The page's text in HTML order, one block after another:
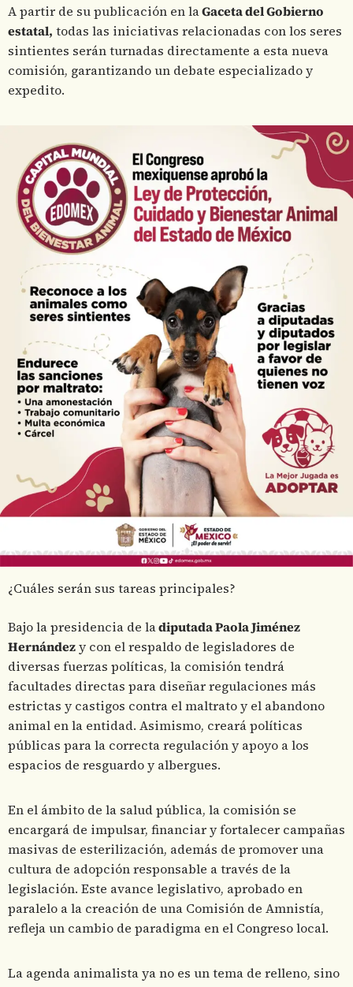
A partir de su publicación en laGaceta del Gobierno
estatal, todas las iniciativas relacionadas con los seres
sintientes serán turnadas directamente a esta nueva
comisión, garantizando un debate especializado y
expedito.
¿Cuáles serán sus tareas principales?
Bajo la presidencia de ladiputada Paola Jiménez
Hernándezy con el respaldo de legisladores de
diversas fuerzas políticas, la comisión tendrá
facultades directas para diseñar regulaciones más
estrictas y castigos contra el maltrato y el abandono
animal en la entidad. Asimismo, creará políticas
públicas para la correcta regulación y apoyo a los
espacios de resguardo y albergues.
En el ámbito de la salud pública, la comisión se
encargará de impulsar, financiar y fortalecer campañas
masivas de esterilización, además de promover una
cultura de adopción responsable a través de la
legislación. Este avance legislativo, aprobado en
paralelo a la creación de una Comisión de Amnistía,
refleja un cambio de paradigma en el Congreso local.
La agenda animalista ya no es un tema de relleno, sino